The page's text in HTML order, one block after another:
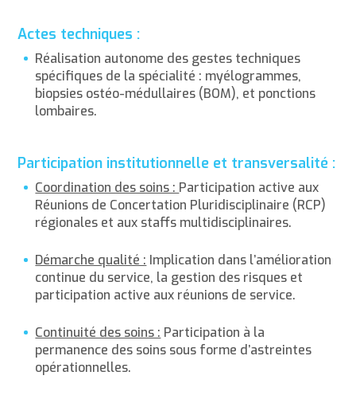
Actes techniques :
Réalisation autonome des gestes techniques
spécifiques de la spécialité : myélogrammes,
biopsies ostéo-médullaires (BOM), et ponctions
lombaires.
Participation institutionnelle et transversalité :
Coordination des soins : Participation active aux
Réunions de Concertation Pluridisciplinaire (RCP)
régionales et aux staffs multidisciplinaires.
Démarche qualité : Implication dans l’amélioration
continue du service, la gestion des risques et
participation active aux réunions de service.
Continuité des soins : Participation à la
permanence des soins sous forme d’astreintes
opérationnelles.